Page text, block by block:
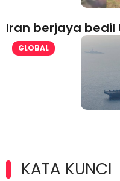
Iran berjaya bedil
GLOBAL
KATA KUNCI